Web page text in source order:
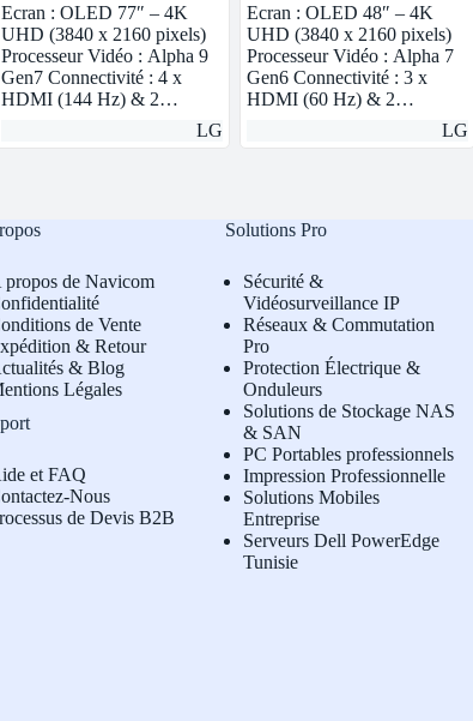
Ecran : OLED 77″ – 4K
UHD (3840 x 2160 pixels)
Processeur Vidéo : Alpha 9
Gen7 Connectivité : 4 x
HDMI (144 Hz) & 2…
LG
Ecran : OLED 48″ – 4K
UHD (3840 x 2160 pixels)
Processeur Vidéo : Alpha 7
Gen6 Connectivité : 3 x
HDMI (60 Hz) & 2…
LG
propos de Navicom
de Vente
& Retour
& Blog
Légales
et FAQ
Nous
de Devis B2B
Solutions Pro
Sécurité &
Vidéosurveillance IP
Réseaux & Commutation
Pro
Protection Électrique &
Onduleurs
Solutions de Stockage NAS
& SAN
PC Portables professionnels
Impression Professionnelle
Solutions Mobiles
Entreprise
Serveurs Dell PowerEdge
Tunisie